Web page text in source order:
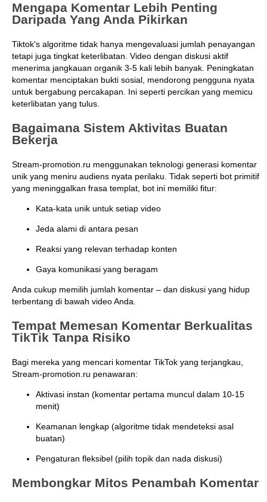
Mengapa Komentar Lebih Penting
Daripada Yang Anda Pikirkan
Tiktok's algoritme tidak hanya mengevaluasi jumlah penayangan
tetapi juga tingkat keterlibatan. Video dengan diskusi aktif
menerima jangkauan organik 3-5 kali lebih banyak. Peningkatan
komentar menciptakan bukti sosial, mendorong pengguna nyata
untuk bergabung percakapan. Ini seperti percikan yang memicu
keterlibatan yang tulus.
Bagaimana Sistem Aktivitas Buatan
Bekerja
Stream-promotion.ru menggunakan teknologi generasi komentar
unik yang meniru audiens nyata perilaku. Tidak seperti bot primitif
yang meninggalkan frasa templat, bot ini memiliki fitur:
Kata-kata unik untuk setiap video
Jeda alami di antara pesan
Reaksi yang relevan terhadap konten
Gaya komunikasi yang beragam
Anda cukup memilih jumlah komentar – dan diskusi yang hidup
terbentang di bawah video Anda.
Tempat Memesan Komentar Berkualitas
TikTik Tanpa Risiko
Bagi mereka yang mencari komentar TikTok yang terjangkau,
Stream-promotion.ru penawaran:
Aktivasi instan (komentar pertama muncul dalam 10-15
menit)
Keamanan lengkap (algoritme tidak mendeteksi asal
buatan)
Pengaturan fleksibel (pilih topik dan nada diskusi)
Membongkar Mitos Penambah Komentar